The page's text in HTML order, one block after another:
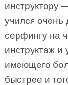
инструктору
учился очень
серфингу на
инструктаж и
имеющего
быстрее и